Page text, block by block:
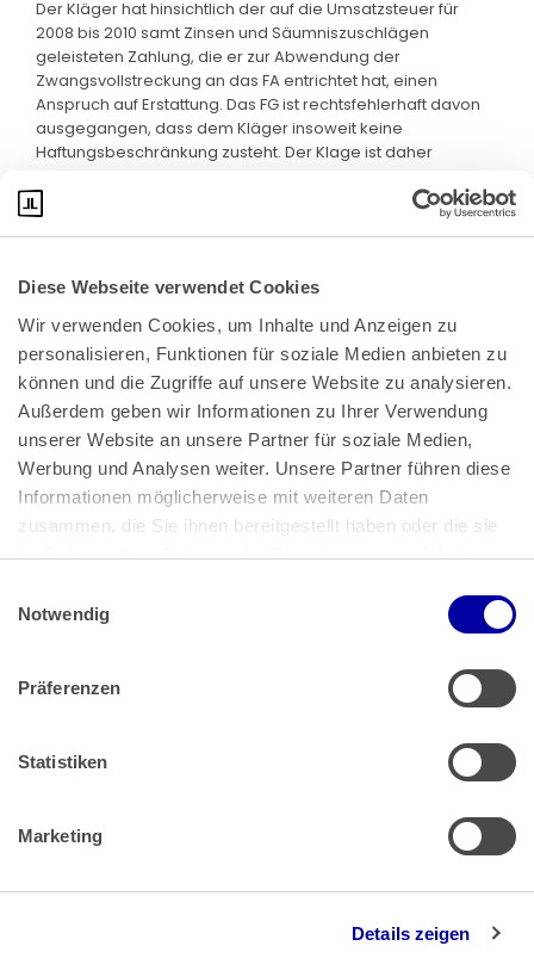
Diese Webseite verwendet Cookies
Wir verwenden Cookies, um Inhalte und Anzeigen zu
personalisieren, Funktionen für soziale Medien anbieten zu
können und die Zugriffe auf unsere Website zu analysieren.
Außerdem geben wir Informationen zu Ihrer Verwendung
unserer Website an unsere Partner für soziale Medien,
Werbung und Analysen weiter. Unsere Partner führen diese
Informationen möglicherweise mit weiteren Daten
zusammen, die Sie ihnen bereitgestellt haben oder die sie
im Rahmen Ihrer Nutzung der Dienste gesammelt haben.
Impressum
Notwendig
Präferenzen
Statistiken
Marketing
Details zeigen
Der Kläger hat hinsichtlich der auf die Umsatzsteuer für
2008 bis 2010 samt Zinsen und Säumniszuschlägen
geleisteten Zahlung, die er zur Abwendung der
Zwangsvollstreckung an das FA entrichtet hat, einen
Anspruch auf Erstattung. Das FG ist rechtsfehlerhaft davon
ausgegangen, dass dem Kläger insoweit keine
Haftungsbeschränkung zusteht. Der Klage ist daher
Bundeskanzlerplatz 2
53113 Bonn
Pressemitteilungen|AGB
Impressum|Datenschutz
Muster Widerrufsformular (PDF)
Barrierefreiheit